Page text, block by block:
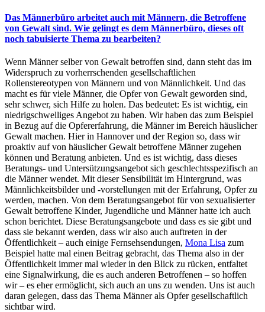
Das Männerbüro arbeitet auch mit Männern, die Betroffene
von Gewalt sind. Wie gelingt es dem Männerbüro, dieses oft
noch tabuisierte Thema zu bearbeiten?
Wenn Männer selber von Gewalt betroffen sind, dann steht das im
Widerspruch zu vorherrschenden gesellschaftlichen
Rollenstereotypen von Männern und von Männlichkeit. Und das
macht es für viele Männer, die Opfer von Gewalt geworden sind,
sehr schwer, sich Hilfe zu holen. Das bedeutet: Es ist wichtig, ein
niedrigschwelliges Angebot zu haben. Wir haben das zum Beispiel
in Bezug auf die Opfererfahrung, die Männer im Bereich häuslicher
Gewalt machen. Hier in Hannover und der Region so, dass wir
proaktiv auf von häuslicher Gewalt betroffene Männer zugehen
können und Beratung anbieten. Und es ist wichtig, dass dieses
Beratungs- und Untersützungsangebot sich geschlechtsspezifisch an
die Männer wendet. Mit dieser Sensibilität im Hintergrund, was
Männlichkeitsbilder und -vorstellungen mit der Erfahrung, Opfer zu
werden, machen. Von dem Beratungsangebot für von sexualisierter
Gewalt betroffene Kinder, Jugendliche und Männer hatte ich auch
schon berichtet. Diese Beratungsangebote und dass es sie gibt und
dass sie bekannt werden, dass wir also auch auftreten in der
Öffentlichkeit – auch einige Fernsehsendungen, Mona Lisa zum
Beispiel hatte mal einen Beitrag gebracht, das Thema also in der
Öffentlichkeit immer mal wieder in den Blick zu rücken, entfaltet
eine Signalwirkung, die es auch anderen Betroffenen – so hoffen
wir – es eher ermöglicht, sich auch an uns zu wenden. Uns ist auch
daran gelegen, dass das Thema Männer als Opfer gesellschaftlich
sichtbar wird.